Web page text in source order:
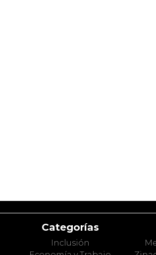
Categorías
Inclusión